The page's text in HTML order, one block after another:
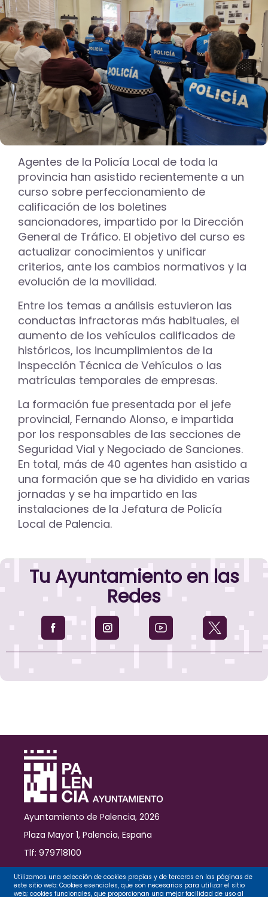
Agentes de la Policía Local de toda la
provincia han asistido recientemente a un
curso sobre perfeccionamiento de
calificación de los boletines
sancionadores, impartido por la Dirección
General de Tráfico. El objetivo del curso es
actualizar conocimientos y unificar
criterios, ante los cambios normativos y la
evolución de la movilidad.
Entre los temas a análisis estuvieron las
conductas infractoras más habituales, el
aumento de los vehículos calificados de
históricos, los incumplimientos de la
Inspección Técnica de Vehículos o las
matrículas temporales de empresas.
La formación fue presentada por el jefe
provincial, Fernando Alonso, e impartida
por los responsables de las secciones de
Seguridad Vial y Negociado de Sanciones.
En total, más de 40 agentes han asistido a
una formación que se ha dividido en varias
jornadas y se ha impartido en las
instalaciones de la Jefatura de Policía
Local de Palencia.
Tu Ayuntamiento en las
Redes
Ayuntamiento de Palencia, 2026
Plaza Mayor 1, Palencia, España
Tlf: 979718100
Contacto
Utilizamos una selección de cookies propias y de terceros en las páginas de
este sitio web: Cookies esenciales, que son necesarias para utilizar el sitio
web; cookies funcionales, que proporcionan una mejor facilidad de uso al